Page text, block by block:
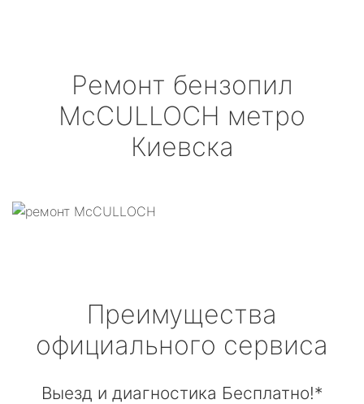
Ремонт бензопил
McCULLOCH метро
Киевска
Преимущества
официального сервиса
Выезд и диагностика Бесплатно!*